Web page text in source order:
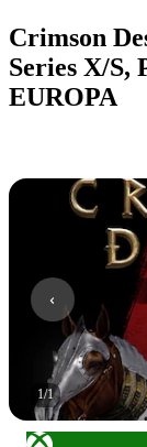
Crimson
Series X/S,
EUROPA
1/1